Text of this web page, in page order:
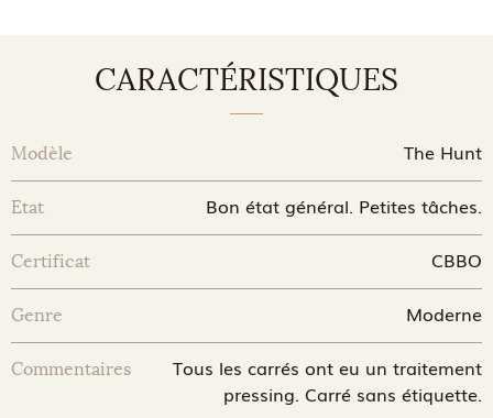
CARACTÉRISTIQUES
Modèle The Hunt
Etat Bon état général. Petites tâches.
Certificat CBBO
Genre Moderne
Commentaires
Tous les carrés ont eu un traitement
pressing. Carré sans étiquette.